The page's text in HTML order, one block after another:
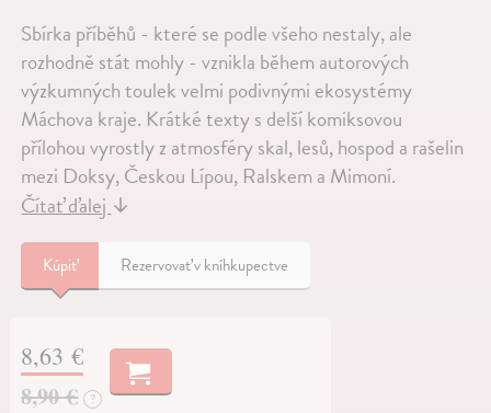
Sbírka příběhů - které se podle všeho nestaly, ale
rozhodně stát mohly - vznikla během autorových
výzkumných toulek velmi podivnými ekosystémy
Máchova kraje. Krátké texty s delší komiksovou
přílohou vyrostly z atmosféry skal, lesů, hospod a rašelin
mezi Doksy, Českou Lípou, Ralskem a Mimoní.
Čítať ďalej ↓
Kúpiť Rezervovať v kníhkupectve
8,63 €
8,90 € ?